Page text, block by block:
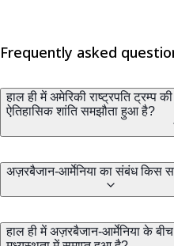
Frequently asked
हाल ही में अमेरिकी राष्ट्रपति ट्रम्प
ऐतिहासिक शांति समझौता हुआ है?
अज़रबैजान-आर्मेनिया का संबंध किस
हाल ही में अज़रबैजान-आर्मेनिया के बीच